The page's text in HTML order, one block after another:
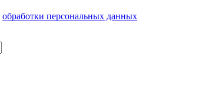
обработки персональных данных